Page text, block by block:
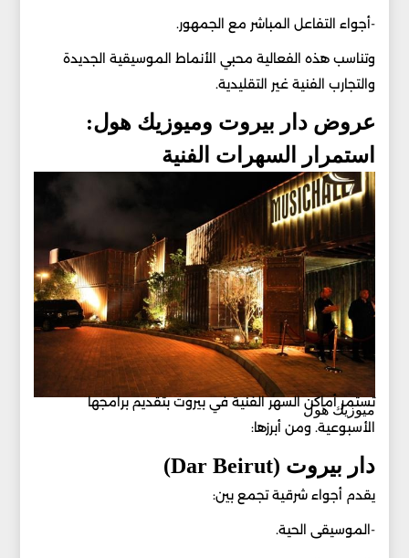
-أجواء التفاعل المباشر مع الجمهور.
وتناسب هذه الفعالية محبي الأنماط الموسيقية الجديدة
والتجارب الفنية غير التقليدية.
عروض دار بيروت وميوزيك هول:
استمرار السهرات الفنية
ميوزيك هول
تستمر أماكن السهر الفنية في بيروت بتقديم برامجها
الأسبوعية. ومن أبرزها:
دار بيروت (Dar Beirut)
يقدم أجواء شرقية تجمع بين:
-الموسيقى الحية.